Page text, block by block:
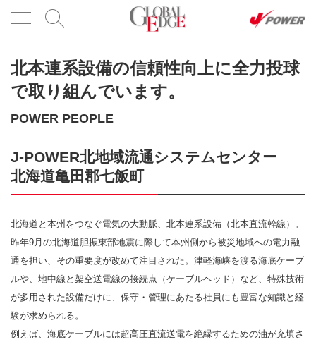
北本連系設備の信頼性向上に全力投球
で取り組んでいます。
POWER PEOPLE
J-POWER北地域流通システムセンター
北海道亀田郡七飯町
北海道と本州をつなぐ電気の大動脈、北本連系設備（北本直流幹線）。
昨年9月の北海道胆振東部地震に際して本州側から被災地域への電力融
通を担い、その重要度が改めて注目された。津軽海峡を渡る海底ケーブ
ルや、地中線と架空送電線の接続点（ケーブルヘッド）など、特殊技術
が多用された設備だけに、保守・管理にあたる社員にも豊富な知識と経
験が求められる。
例えば、海底ケーブルには超高圧直流送電を絶縁するための油が充填さ